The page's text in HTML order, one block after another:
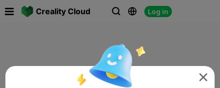
Creality Cloud   Log in
